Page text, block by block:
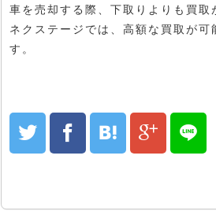
車を売却する際、下取りよりも買取
ネクステージでは、高額な買取が可
す。